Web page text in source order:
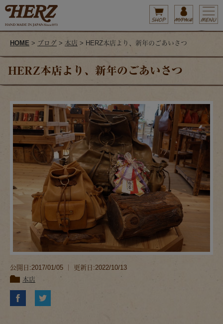
HOME > ブログ > 本店 > HERZ本店より、新年のごあいさつ
HERZ本店より、新年のごあいさつ
公開日:2017/01/05 ｜ 更新日:2022/10/13
本店